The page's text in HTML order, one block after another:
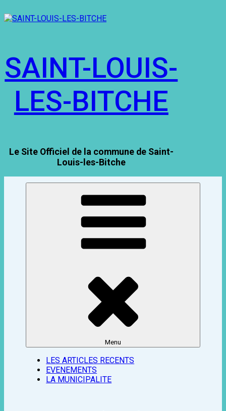
au
SAINT-LOUIS-
LES-BITCHE
Le Site Officiel de la commune de Saint-
Louis-les-Bitche
Menu
LES ARTICLES RECENTS
EVENEMENTS
LA MUNICIPALITE